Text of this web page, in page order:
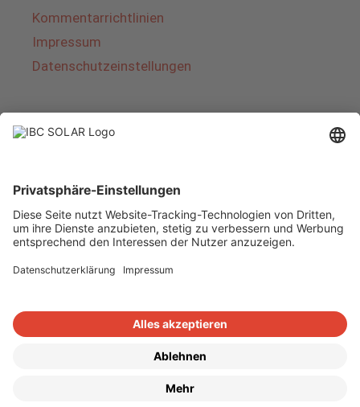
Kommentarrichtlinien
Impressum
Datenschutzeinstellungen
Über IBC SOLAR
von Energielösungen und Dienstleistungen im
Bereich Photovoltaik und Speicher. Das
Unternehmen bietet Komplettsysteme an und
deckt das gesamte Spektrum von der Planung
bis zur schlüsselfertigen Übergabe von
Energielösungen für Eigenheime, Gewerbe und
Industrie sowie Solarparks.